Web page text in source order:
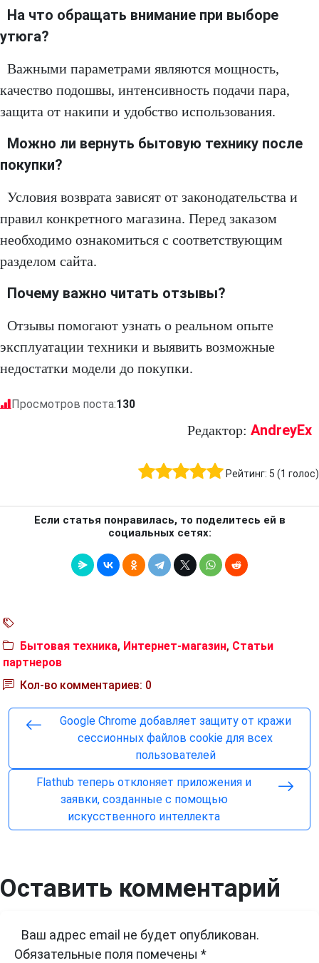
На что обращать внимание при выборе
утюга?
Важными параметрами являются мощность,
качество подошвы, интенсивность подачи пара,
защита от накипи и удобство использования.
Можно ли вернуть бытовую технику после
покупки?
Условия возврата зависят от законодательства и
правил конкретного магазина. Перед заказом
необходимо ознакомиться с соответствующим
разделом сайта.
Почему важно читать отзывы?
Отзывы помогают узнать о реальном опыте
эксплуатации техники и выявить возможные
недостатки модели до покупки.
Просмотров поста:130
Редактор: AndreyEx
Рейтинг: 5 (1 голос)
Если статья понравилась, то поделитесь ей в
социальных сетях:
Бытовая техника, Интернет-магазин, Статьи
партнеров
Кол-во комментариев: 0
Google Chrome добавляет защиту от кражи
сессионных файлов cookie для всех
пользователей
Flathub теперь отклоняет приложения и
заявки, созданные с помощью
искусственного интеллекта
Оставить комментарий
Ваш адрес email не будет опубликован.
Обязательные поля помечены *